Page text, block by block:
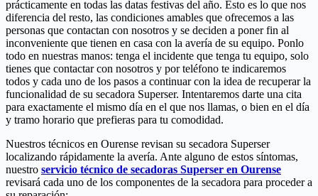
prácticamente en todas las datas festivas del año. Esto es lo que nos
diferencia del resto, las condiciones amables que ofrecemos a las
personas que contactan con nosotros y se deciden a poner fin al
inconveniente que tienen en casa con la avería de su equipo. Ponlo
todo en nuestras manos: tenga el incidente que tenga tu equipo, solo
tienes que contactar con nosotros y por teléfono te indicaremos
todos y cada uno de los pasos a continuar con la idea de recuperar la
funcionalidad de su secadora Superser. Intentaremos darte una cita
para exactamente el mismo día en el que nos llamas, o bien en el día
y tramo horario que prefieras para tu comodidad.
Nuestros técnicos en Ourense revisan su secadora Superser
localizando rápidamente la avería. Ante alguno de estos síntomas,
nuestro servicio técnico de secadoras Superser en Ourense
revisará cada uno de los componentes de la secadora para proceder a